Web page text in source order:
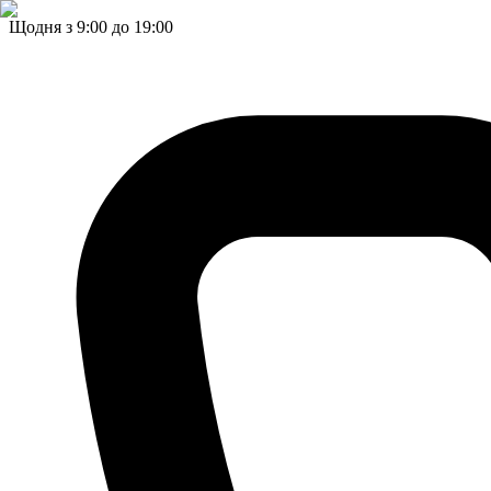
Щодня з 9:00 до 19:00